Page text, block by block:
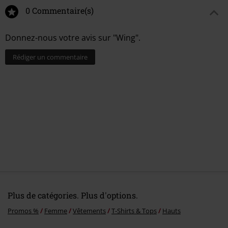
0 Commentaire(s)
Donnez-nous votre avis sur "Wing".
Rédiger un commentaire
Plus de catégories. Plus d'options.
Promos % Femme Vêtements T-Shirts & Tops Hauts